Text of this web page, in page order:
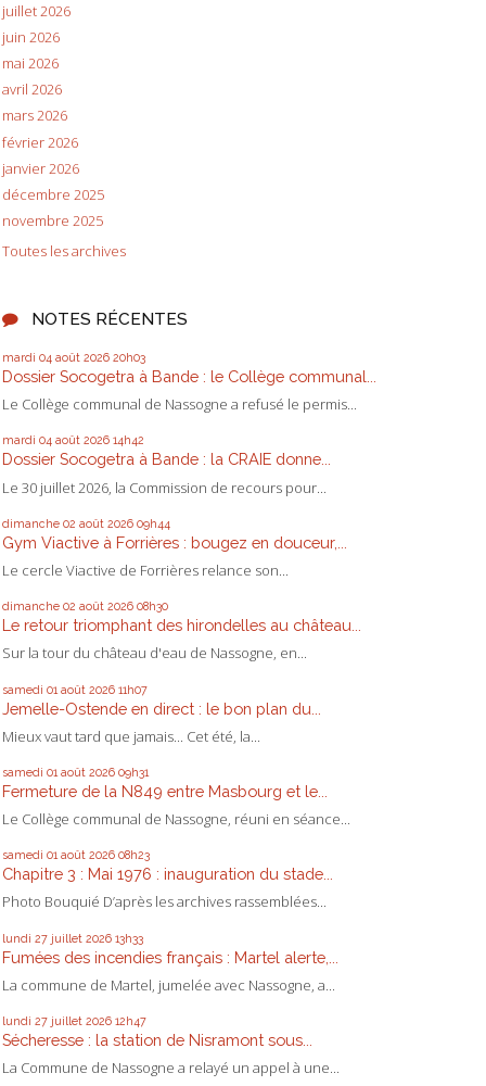
juillet 2026
juin 2026
mai 2026
avril 2026
mars 2026
février 2026
janvier 2026
décembre 2025
novembre 2025
Toutes les archives
NOTES RÉCENTES
mardi 04 août 2026 20h03
Dossier Socogetra à Bande : le Collège communal...
Le Collège communal de Nassogne a refusé le permis...
mardi 04 août 2026 14h42
Dossier Socogetra à Bande : la CRAIE donne...
Le 30 juillet 2026, la Commission de recours pour...
dimanche 02 août 2026 09h44
Gym Viactive à Forrières : bougez en douceur,...
Le cercle Viactive de Forrières relance son...
dimanche 02 août 2026 08h30
Le retour triomphant des hirondelles au château...
Sur la tour du château d'eau de Nassogne, en...
samedi 01 août 2026 11h07
Jemelle-Ostende en direct : le bon plan du...
Mieux vaut tard que jamais... Cet été, la...
samedi 01 août 2026 09h31
Fermeture de la N849 entre Masbourg et le...
Le Collège communal de Nassogne, réuni en séance...
samedi 01 août 2026 08h23
Chapitre 3 : Mai 1976 : inauguration du stade...
Photo Bouquié D’après les archives rassemblées...
lundi 27 juillet 2026 13h33
Fumées des incendies français : Martel alerte,...
La commune de Martel, jumelée avec Nassogne, a...
lundi 27 juillet 2026 12h47
Sécheresse : la station de Nisramont sous...
La Commune de Nassogne a relayé un appel à une...